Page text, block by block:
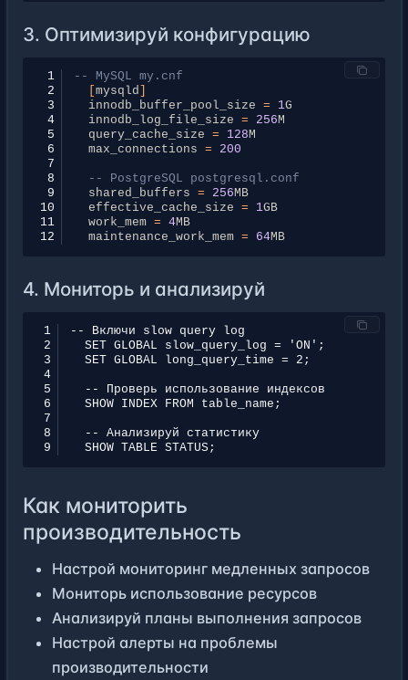
3. Оптимизируй конфигурацию
1
-- MySQL my.cnf
2
mysqld
3
innodb_buffer_pool_size = 1G
4
innodb_log_file_size = 256M
5
query_cache_size = 128M
6
max_connections =
200
7
8
-- PostgreSQL postgresql.conf
9
shared_buffers = 256MB
10
effective_cache_size = 1GB
11
work_mem = 4MB
12
maintenance_work_mem = 64MB
4. Мониторь и анализируй
1
2
3
4
5
6
7
8
  -- Анализируй статистику
9
Как мониторить
производительность
Настрой мониторинг медленных запросов
Мониторь использование ресурсов
Анализируй планы выполнения запросов
Настрой алерты на проблемы
производительности